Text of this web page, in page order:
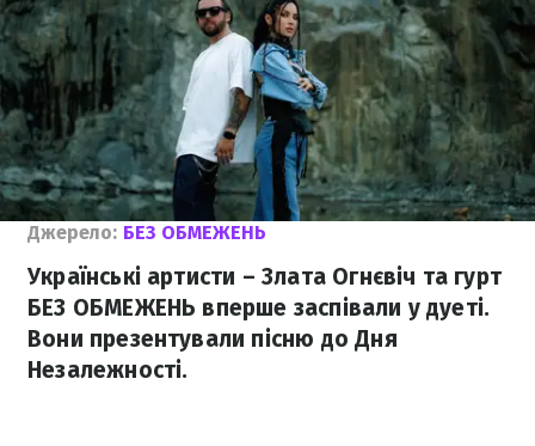
Джерело: БЕЗ ОБМЕЖЕНЬ
Українські артисти – Злата Огнєвіч та гурт
БЕЗ ОБМЕЖЕНЬ вперше заспівали у дуеті.
Вони презентували пісню до Дня
Незалежності.